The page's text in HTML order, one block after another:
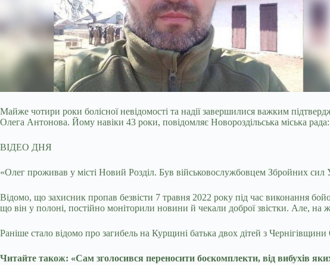
Майже чотири роки болісної невідомості та надії завершилися важким
Олега Антонова. Йому навіки 43 роки, повідомляє Новороздільська міська рада:
ВІДЕО ДНЯ
«Олег проживав у місті Новий Розділ. Був військовослужбовцем Збройних сил
Відомо, що захисник пропав безвісти 7 травня 2022 року під час виконання
що він у полоні, постійно моніторили новини й чекали доброї звістки. Але, на
Раніше стало відомо про загибель на Курщині батька двох дітей з
Читайте також: «Сам зголосився переносити боєкомплекти, від вибухів